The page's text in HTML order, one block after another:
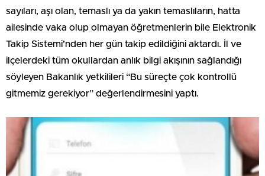
sayıları, aşı olan, temaslı ya da yakın temaslıların, hatta
ailesinde vaka olup olmayan öğretmenlerin bile Elektronik
Takip Sistemi’nden her gün takip edildiğini aktardı. İl ve
ilçelerdeki tüm okullardan anlık bilgi akışının sağlandığı
söyleyen Bakanlık yetkilileri “Bu süreçte çok kontrollü
gitmemiz gerekiyor” değerlendirmesini yaptı.